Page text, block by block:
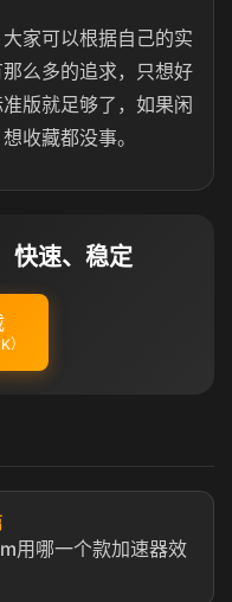
家可以根据自己的实
么多的追求，只想好
版就足够了，如果闲
收藏都没事。
快速、稳定
）
用哪一个款加速器效